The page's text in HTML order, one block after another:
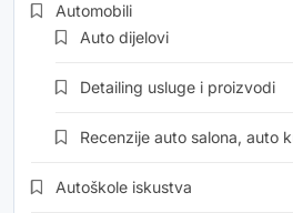
Automobili
Auto dijelovi
Detailing usluge i proizvodi
Recenzije auto salona, auto
Autoškole iskustva